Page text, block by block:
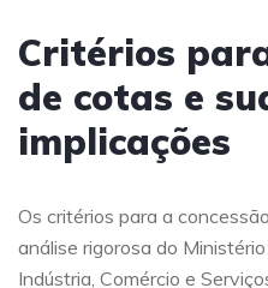
Critérios
de cotas e
implicações
Os critérios para a
análise rigorosa do
Indústria, Comércio e